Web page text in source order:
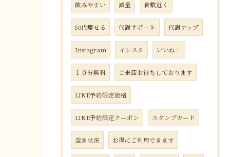
飲みやすい 減量 倉敷近く
50代痩せる 代謝サポート 代謝アップ
Instagram インスタ いいね！
１０分無料 ご来店お待ちしております
LINE予約限定価格
LINE予約限定クーポン スタンプカード
空き状況 お得にご利用できます